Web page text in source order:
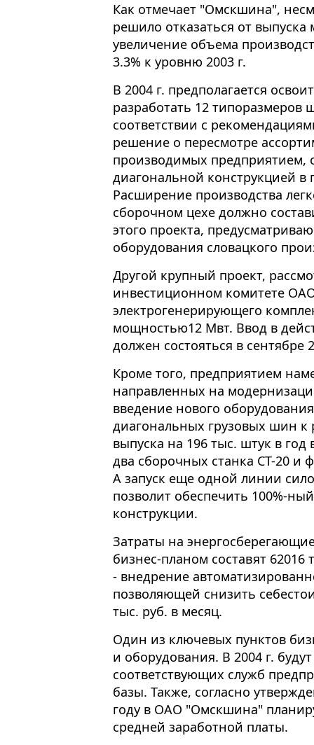
Как отмечает "Омскшина",
решило отказаться от
увеличение объема
3.3% к уровню 2003 г.
В 2004 г. предполагается
разработать 12 типоразмеров
соответствии с
решение о пересмотре
производимых предприятием,
диагональной конструкцией
Расширение производства
сборочном цехе должно
этого проекта,
оборудования словацкого
Другой крупный проект,
инвестиционном комитете
электрогенерирующего
мощностью12 Мвт. Ввод в
должен состояться в сентябре
Кроме того, предприятием
направленных на
введение нового
диагональных грузовых шин
выпуска на 196 тыс. штук в год
два сборочных станка СТ-20 и
А запуск еще одной линии
позволит обеспечить 100%-
конструкции.
Затраты на
бизнес-планом составят
- внедрение
позволяющей снизить
тыс. руб. в месяц.
Один из ключевых пунктов
и оборудования. В 2004 г.
соответствующих служб
базы. Также, согласно
году в ОАО "Омскшина"
средней заработной платы.